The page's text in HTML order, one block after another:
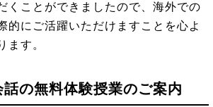
くことができましたので、海外での
的にご活躍いただけますことを心よ
ます。
の無料体験授業のご案内